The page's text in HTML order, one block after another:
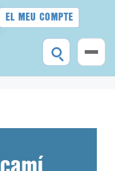
EL MEU COMPTE